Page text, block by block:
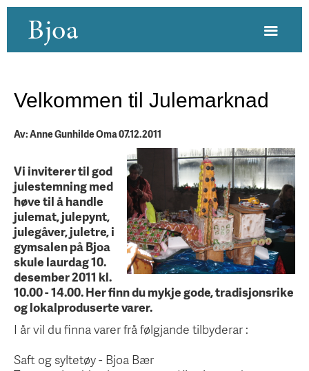
Bjoa
Velkommen til Julemarknad
Av: Anne Gunhilde Oma 07.12.2011
Vi inviterer til god
julestemning med
høve til å handle
julemat, julepynt,
julegåver, juletre, i
gymsalen på Bjoa
skule laurdag 10.
desember 2011 kl.
10.00 - 14.00. Her finn du mykje gode, tradisjonsrike
og lokalproduserte varer.
I år vil du finna varer frå følgjande tilbyderar :
Saft og syltetøy - Bjoa Bær